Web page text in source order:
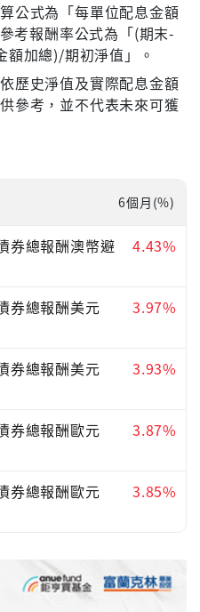
公式為「每單位配息金額
考報酬率公式為「(期末-
額加總)/期初淨值」。
歷史淨值及實際配息金額
參考，並不代表未來可獲
6個月(%)
券總報酬澳幣避
4.43%
券總報酬美元
3.97%
券總報酬美元
3.93%
券總報酬歐元
3.87%
券總報酬歐元
3.85%